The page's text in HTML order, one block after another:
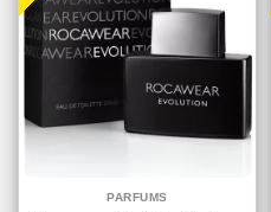
PARFUMS